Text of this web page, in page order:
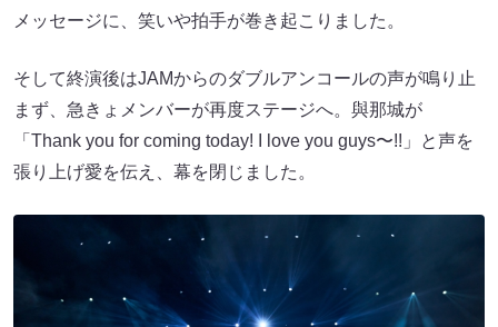
メッセージに、笑いや拍手が巻き起こりました。
そして終演後はJAMからのダブルアンコールの声が鳴り止
まず、急きょメンバーが再度ステージへ。與那城が
「Thank you for coming today! I love you guys〜!!」と声を
張り上げ愛を伝え、幕を閉じました。